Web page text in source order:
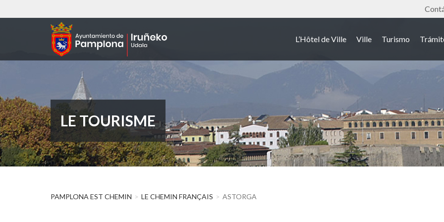
au
L’Hôtel de Ville Ville Turismo
LE TOURISME
PAMPLONA EST CHEMIN LE CHEMIN FRANÇAIS ASTORGA